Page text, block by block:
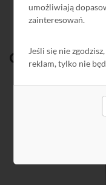
umożliwiają
zainteresowań.
Jeśli się nie
reklam, tylko nie
Ostatnio